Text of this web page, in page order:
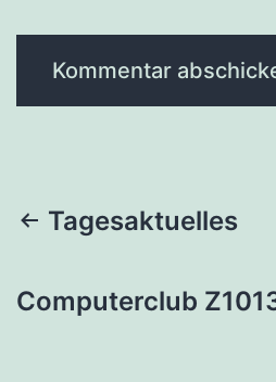
Tagesaktuelles
Computerclub